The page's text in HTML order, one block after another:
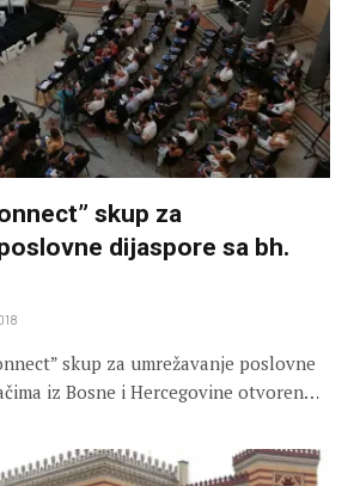
skup za
dijaspore sa bh.
skup za umrežavanje poslovne
iz Bosne i Hercegovine otvoren…